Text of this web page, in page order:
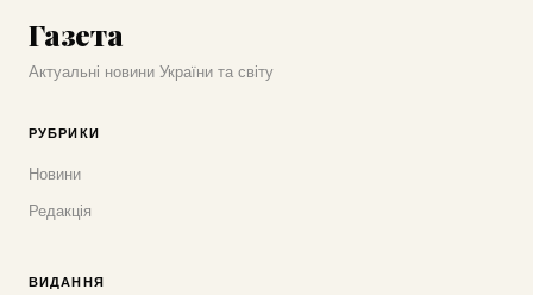
Газета
Актуальні новини України та світу
РУБРИКИ
Новини
Редакція
ВИДАННЯ